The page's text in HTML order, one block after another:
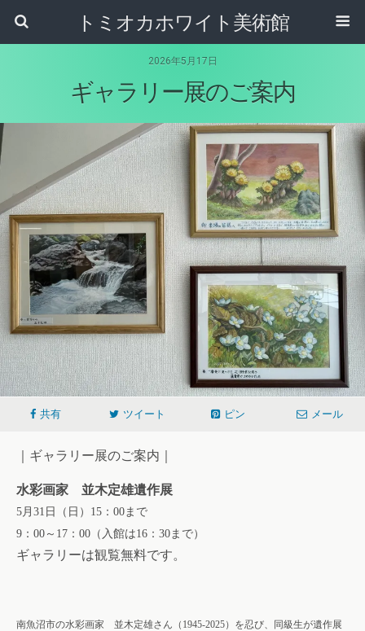
トミオカホワイト美術館
2026年5月17日
ギャラリー展のご案内
共有 ツイート ピン メール
｜ギャラリー展のご案内｜
水彩画家 並木定雄遺作展
5月31日（日）15：00まで
9：00～17：00（入館は16：30まで）
ギャラリーは観覧無料です。
南魚沼市の水彩画家 並木定雄さん（1945-2025）を忍び、同級生が遺作展